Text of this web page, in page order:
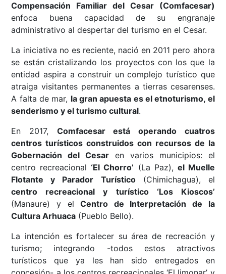
Compensación Familiar del Cesar (Comfacesar)
enfoca buena capacidad de su engranaje
administrativo al despertar del turismo en el Cesar.
La iniciativa no es reciente, nació en 2011 pero ahora
se están cristalizando los proyectos con los que la
entidad aspira a construir un complejo turístico que
atraiga visitantes permanentes a tierras cesarenses.
A falta de mar, la gran apuesta es el etnoturismo, el
senderismo y el turismo cultural.
En 2017, Comfacesar está operando cuatros
centros turísticos construidos con recursos de la
Gobernación del Cesar en varios municipios: el
centro recreacional‘El Chorro’ (La Paz), el Muelle
Flotante y Parador Turístico(Chimichagua), el
centro recreacional y turístico ‘Los Kioscos’
(Manaure) y elCentro de Interpretación de la
Cultura Arhuaca (Pueblo Bello).
La intención es fortalecer su área de recreación y
turismo; integrando -todos estos atractivos
turísticos que ya les han sido entregados en